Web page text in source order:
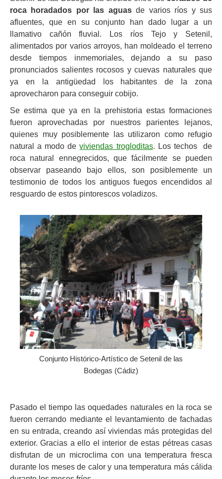
roca horadados por las aguasde varios ríos y sus
afluentes, que en su conjunto han dado lugar a un
llamativo cañón fluvial. Los ríos Tejo y Setenil,
alimentados por varios arroyos, han moldeado el terreno
desde tiempos inmemoriales, dejando a su paso
pronunciados salientes rocosos y cuevas naturales que
ya en la antigüedad los habitantes de la zona
aprovecharon para conseguir cobijo.
Se estima que ya en la prehistoria estas formaciones
fueron aprovechadas por nuestros parientes lejanos,
quienes muy posiblemente las utilizaron como refugio
natural a modo deviviendas trogloditas. Los techos de
roca natural ennegrecidos, que fácilmente se pueden
observar paseando bajo ellos, son posiblemente un
testimonio de todos los antiguos fuegos encendidos al
resguardo de estos pintorescos voladizos.
Conjunto Histórico-Artístico de Setenil de las
Bodegas (Cádiz)
Pasado el tiempo las oquedades naturales en la roca se
fueron cerrando mediante el levantamiento de fachadas
en su entrada, creando así viviendas más protegidas del
exterior. Gracias a ello el interior de estas pétreas casas
disfrutan de un microclima con una temperatura fresca
durante los meses de calor y una temperatura más cálida